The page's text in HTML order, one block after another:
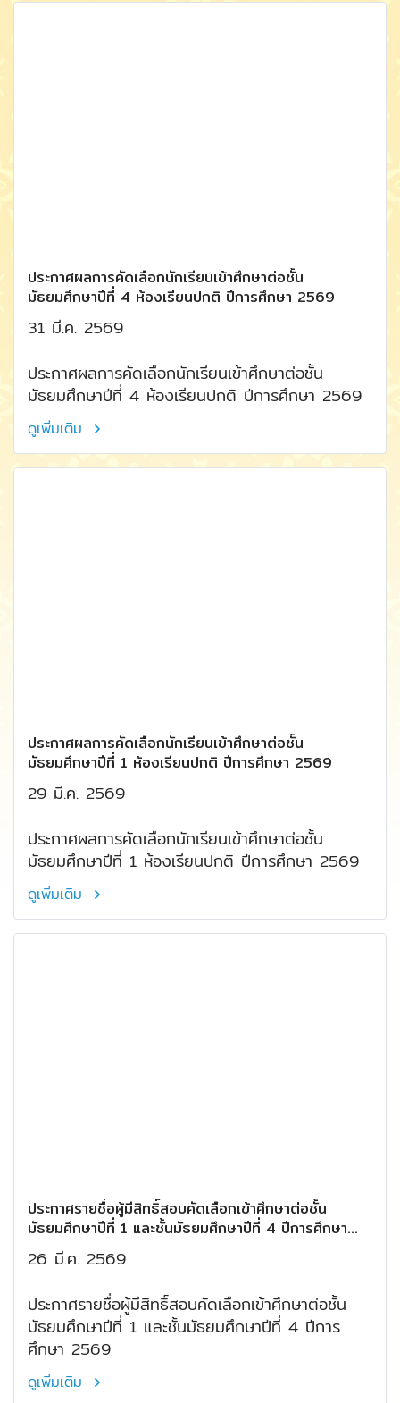
ประกาศผลการคัดเลือกนักเรียนเข้าศึกษาต่อชั้น
มัธยมศึกษาปีที่ 4 ห้องเรียนปกติ ปีการศึกษา 2569
31 มี.ค. 2569
ประกาศผลการคัดเลือกนักเรียนเข้าศึกษาต่อชั้น
มัธยมศึกษาปีที่ 4 ห้องเรียนปกติ ปีการศึกษา 2569
ดูเพิ่มเติม
ประกาศผลการคัดเลือกนักเรียนเข้าศึกษาต่อชั้น
มัธยมศึกษาปีที่ 1 ห้องเรียนปกติ ปีการศึกษา 2569
29 มี.ค. 2569
ประกาศผลการคัดเลือกนักเรียนเข้าศึกษาต่อชั้น
มัธยมศึกษาปีที่ 1 ห้องเรียนปกติ ปีการศึกษา 2569
ดูเพิ่มเติม
ประกาศรายชื่อผู้มีสิทธิ์สอบคัดเลือกเข้าศึกษาต่อชั้น
มัธยมศึกษาปีที่ 1 และชั้นมัธยมศึกษาปีที่ 4 ปีการศึกษา
2569
26 มี.ค. 2569
ประกาศรายชื่อผู้มีสิทธิ์สอบคัดเลือกเข้าศึกษาต่อชั้น
มัธยมศึกษาปีที่ 1 และชั้นมัธยมศึกษาปีที่ 4 ปีการ
ศึกษา 2569
ดูเพิ่มเติม